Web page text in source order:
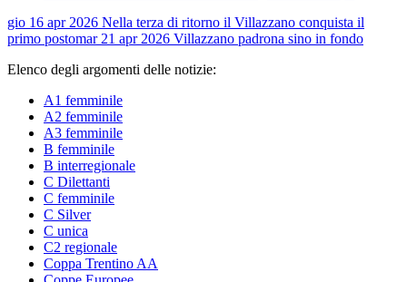
gio 16 apr 2026 Nella terza di ritorno il Villazzano conquista il
primo postomar 21 apr 2026 Villazzano padrona sino in fondo
Elenco degli argomenti delle notizie:
A1 femminile
A2 femminile
A3 femminile
B femminile
B interregionale
C Dilettanti
C femminile
C Silver
C unica
C2 regionale
Coppa Trentino AA